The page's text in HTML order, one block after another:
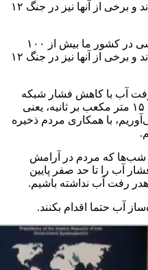
سابقه دارد؛ این لوله‌ها فرسوده شدند و برخی از آنها نیز در جنگ ۱۲
عباس علی آبادی گفت: آب لوله کشی در کشور ما بیش از ۱۰۰
سابقه دارد؛ این لوله‌ها فرسوده شدند و برخی از آنها نیز در جنگ ۱۲
آب با کاهش فشار شبکه
مدیریت کرده‌ایم و توانسته‌ایم حدود ۱۵ متر مکعب بر ثانیه، یعنی
می‌آوریم، با همکاری مردم ذخیره
که مردم در آرامش
آب را تا حد صفر پایین
هدر رفت آب نداشته باشیم.
آب حتما اقدام بکنند.